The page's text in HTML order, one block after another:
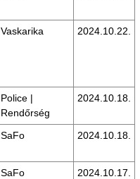
Vaskarika 2024.10.22.
Police |
Rendőrség
2024.10.18.
SaFo 2024.10.18.
SaFo 2024.10.17.